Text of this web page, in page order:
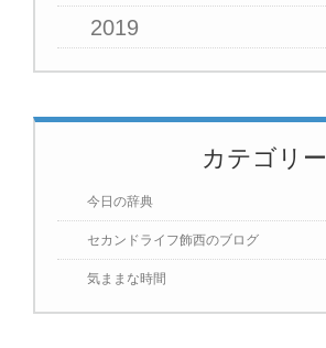
2019
カテゴリー
今日の辞典
セカンドライフ飾西のブログ
気ままな時間